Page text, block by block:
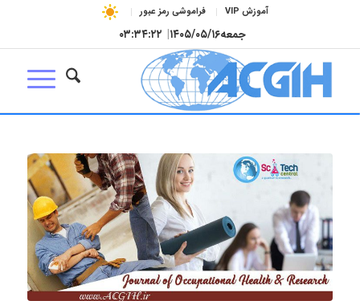
آموزش VIP فراموشی رمز عبور
جمعه۱۴۰۵/۰۵/۱۶| ۰۳:۳۴:۲۲